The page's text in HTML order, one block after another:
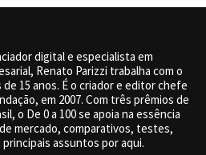
digital e especialista em
Renato Parizzi trabalha com o
15 anos. É o criador e editor chefe
em 2007. Com três prêmios de
o De 0 a 100 se apoia na essência
mercado, comparativos, testes,
assuntos por aqui.